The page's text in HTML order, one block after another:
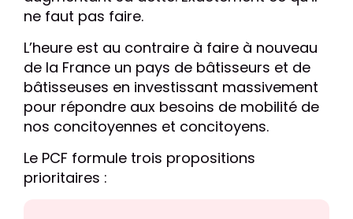
ne faut pas faire.
L’heure est au contraire à faire à nouveau
de la France un pays de bâtisseurs et de
bâtisseuses en investissant massivement
pour répondre aux besoins de mobilité de
nos concitoyennes et concitoyens.
Le PCF formule trois propositions
prioritaires :